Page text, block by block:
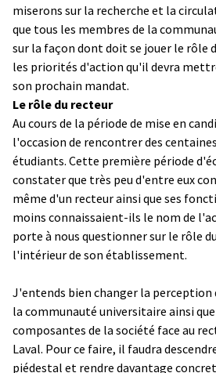
miserons sur la recherche et la
que tous les membres de la
sur la façon dont doit se jouer le rôle
les priorités d'action qu'il devra
son prochain mandat.
Le rôle du recteur
Au cours de la période de mise en
l'occasion de rencontrer des
étudiants. Cette première période
constater que très peu d'entre eux
même d'un recteur ainsi que ses
moins connaissaient-ils le nom de
porte à nous questionner sur le rôle
l'intérieur de son établissement.
J'entends bien changer la perception
la communauté universitaire ainsi
composantes de la société face au
Laval. Pour ce faire, il faudra
piédestal et rendre davantage